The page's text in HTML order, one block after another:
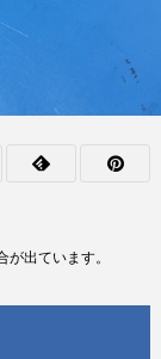
出ています。